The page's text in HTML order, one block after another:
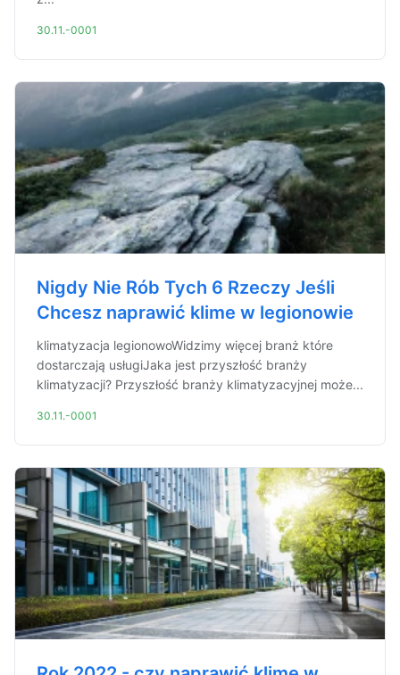
30.11.-0001
Nigdy Nie Rób Tych 6 Rzeczy Jeśli
Chcesz naprawić klime w legionowie
klimatyzacja legionowoWidzimy więcej branż które
dostarczają usługiJaka jest przyszłość branży
klimatyzacji? Przyszłość branży klimatyzacyjnej może...
30.11.-0001